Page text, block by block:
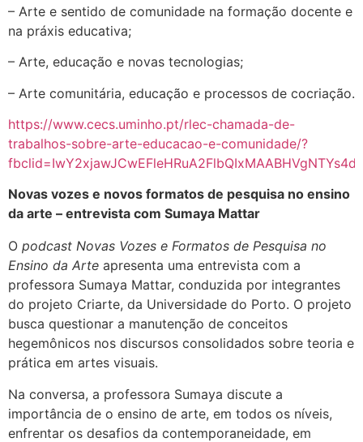
– Arte e sentido de comunidade na formação docente e
na práxis educativa;
– Arte, educação e novas tecnologias;
– Arte comunitária, educação e processos de cocriação.
https://www.cecs.uminho.pt/rlec-chamada-de-
trabalhos-sobre-arte-educacao-e-comunidade/?
Novas vozes e novos formatos de pesquisa no ensino
da arte – entrevista com Sumaya Mattar
O podcast Novas Vozes e Formatos de Pesquisa no
Ensino da Arte apresenta uma entrevista com a
professora Sumaya Mattar, conduzida por integrantes
do projeto Criarte, da Universidade do Porto. O projeto
busca questionar a manutenção de conceitos
hegemônicos nos discursos consolidados sobre teoria e
prática em artes visuais.
Na conversa, a professora Sumaya discute a
importância de o ensino de arte, em todos os níveis,
enfrentar os desafios da contemporaneidade, em